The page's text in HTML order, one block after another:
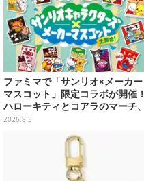
ファミマで「サンリオ×メーカー
マスコット」限定コラボが開催！
ハローキティとコアラのマーチ、
ハンギョドンと出前坊やなど全26
2026.8.3